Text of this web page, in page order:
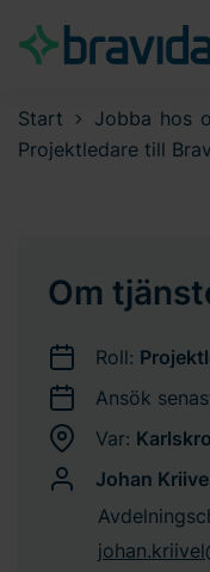
Start Jobba hos
Projektledare till
Om
Roll:
Ansök
Var:
Johan